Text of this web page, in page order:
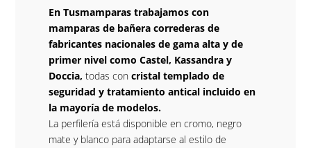
En Tusmamparas trabajamos con
mamparas de bañera correderas de
fabricantes nacionales de gama alta y de
primer nivel como Castel, Kassandra y
Doccia, todas concristal templado de
seguridad y tratamiento antical incluido en
la mayoría de modelos.
La perfilería está disponible en cromo, negro
mate y blanco para adaptarse al estilo de